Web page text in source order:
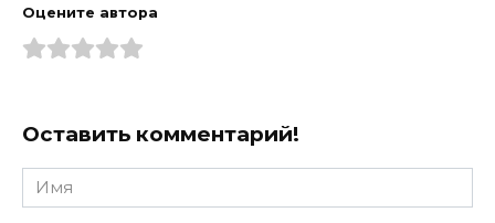
Оцените автора
Оставить комментарий!
Имя
*